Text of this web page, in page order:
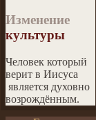
Изменение
культуры
Человек который
верит в Иисуса
является духовно
возрождённым.